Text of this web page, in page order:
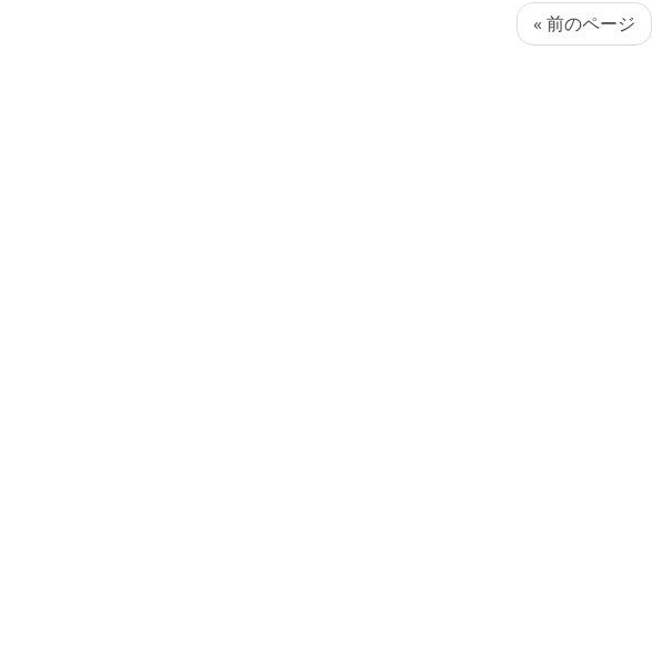
« 前のページ